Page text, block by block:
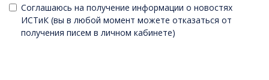
Соглашаюсь на получение информации о новостях
ИСТиК (вы в любой момент можете отказаться от
получения писем в личном кабинете)